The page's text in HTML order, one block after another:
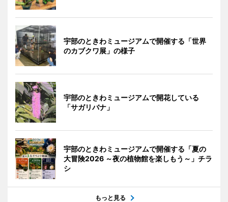
宇部のときわミュージアムで開催する「世界
のカブクワ展」の様子
宇部のときわミュージアムで開花している
「サガリバナ」
宇部のときわミュージアムで開催する「夏の
大冒険2026 ～夜の植物館を楽しもう～」チラ
シ
もっと見る